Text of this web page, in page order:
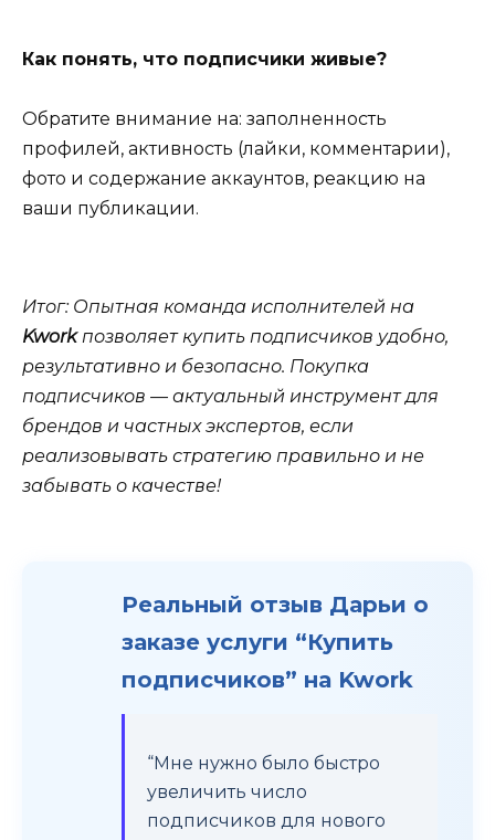
Как понять, что подписчики живые?
Обратите внимание на: заполненность
профилей, активность (лайки, комментарии),
фото и содержание аккаунтов, реакцию на
ваши публикации.
Итог: Опытная команда исполнителей на
Kworkпозволяет купить подписчиков удобно,
результативно и безопасно. Покупка
подписчиков — актуальный инструмент для
брендов и частных экспертов, если
реализовывать стратегию правильно и не
забывать о качестве!
Реальный отзыв Дарьи о
заказе услуги “Купить
подписчиков” на Kwork
“Мне нужно было быстро
увеличить число
подписчиков для нового